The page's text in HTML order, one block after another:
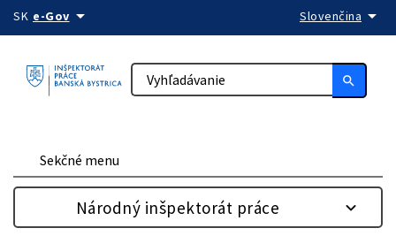
Preskočiť na obsah
SK e-Govarrow_drop_down Slovenčina arrow_drop_down
search
Sekčné menu
Národný inšpektorát práce